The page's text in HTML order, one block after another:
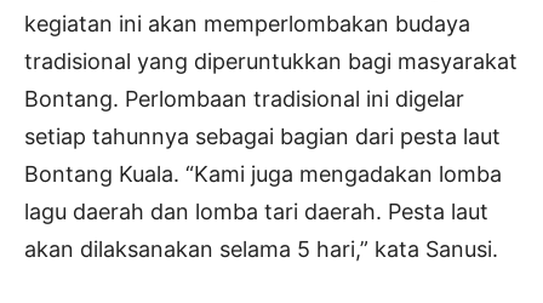
kegiatan ini akan memperlombakan budaya
tradisional yang diperuntukkan bagi masyarakat
Bontang. Perlombaan tradisional ini digelar
setiap tahunnya sebagai bagian dari pesta laut
Bontang Kuala. “Kami juga mengadakan lomba
lagu daerah dan lomba tari daerah. Pesta laut
akan dilaksanakan selama 5 hari,” kata Sanusi.